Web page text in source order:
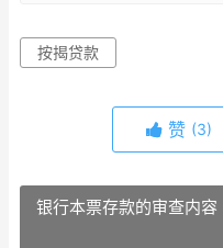
按揭贷款
赞 (3)
银行本票存款的审查内容